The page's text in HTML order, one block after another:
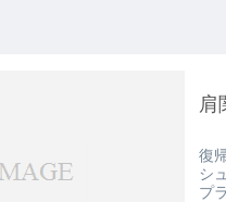
肩
復
シ
プ